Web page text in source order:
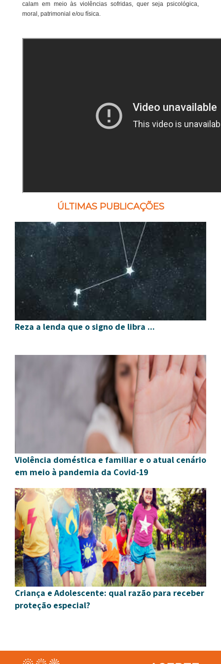
calam em meio às violências sofridas, quer seja psicológica,
moral, patrimonial e/ou física.
ÚLTIMAS PUBLICAÇÕES
Reza a lenda que o signo de libra ...
Violência doméstica e familiar e o atual cenário
em meio à pandemia da Covid-19
Criança e Adolescente: qual razão para receber
proteção especial?